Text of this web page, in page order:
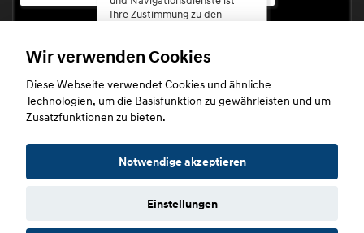
Ihre Zustimmung zu den
erforderlich.
Zustimmen
Copyright © 2026. Autohaus Scherhag
Wir verwenden Cookies
Diese Webseite verwendet Cookies und ähnliche
Technologien, um die Basisfunktion zu gewährleisten und um
Zusatzfunktionen zu bieten.
Notwendige akzeptieren
Einstellungen